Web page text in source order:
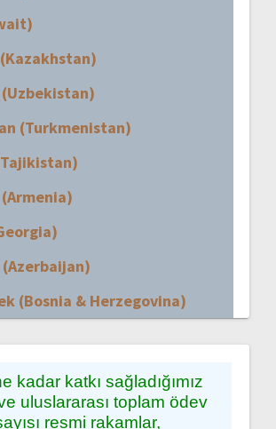
(Turkmenistan)
(Bosnia & Herzegovina)
kadar katkı sağladığımız
uluslararası toplam ödev
resmi rakamlar,